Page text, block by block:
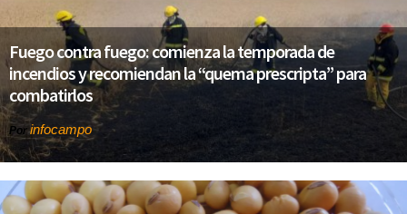
Fuego contra fuego: comienza la temporada de
incendios y recomiendan la “quema prescripta” para
combatirlos
Porinfocampo